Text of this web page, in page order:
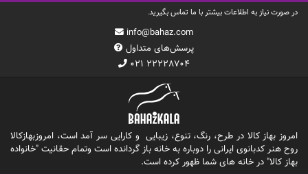
در صورت نیاز به اطلاعات بیشتر با ما تماس بگیرید.
info@bahaz.com
پرسش‌های متداول
۰۲۱ ۲۲۲۲۸۷۰۴
امروز بهاز کالا در طرح، رنگ، تنوع، زیبایی و کارایی سر آمد است، امروزبهازکالا
روح هنر کدبانوی ایرانی را دوباره به خانه باز گردانده است وتمام حقانیت "خانواده
بهاز کالا" در خانه های شما ظهور کرده است.